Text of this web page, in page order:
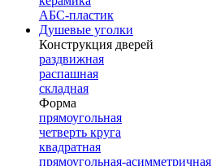
АБС-пластик
Душевые уголки
Конструкция дверей
раздвижная
распашная
складная
Форма
прямоугольная
четверть круга
квадратная
прямоугольная-асимметричная